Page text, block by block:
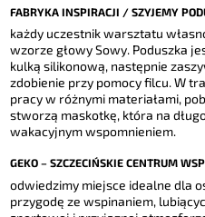
FABRYKA INSPIRACJI / SZYJEMY
każdy uczestnik warsztatu
wzorze głowy Sowy. Poduszka
kulką silikonową, następnie
zdobienie przy pomocy filcu. W
pracy w różnymi materiałami,
stworzą maskotkę, która na
wakacyjnym wspomnieniem.
GEKO – SZCZECIŃSKIE CENTRUM
odwiedzimy miejsce idealne dla
przygodę ze wspinaniem,